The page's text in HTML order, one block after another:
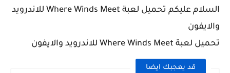
السلام عليكم تحميل لعبة Where Winds Meet للاندرويد
والايفون
تحميل لعبة Where Winds Meet للاندرويد والايفون
قد يعجبك ايضا